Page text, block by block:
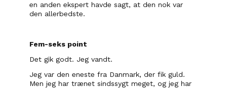
en anden ekspert havde sagt, at den nok var
den allerbedste.
Fem-seks point
Det gik godt. Jeg vandt.
Jeg var den eneste fra Danmark, der fik guld.
Men jeg har trænet sindssygt meget, og jeg har